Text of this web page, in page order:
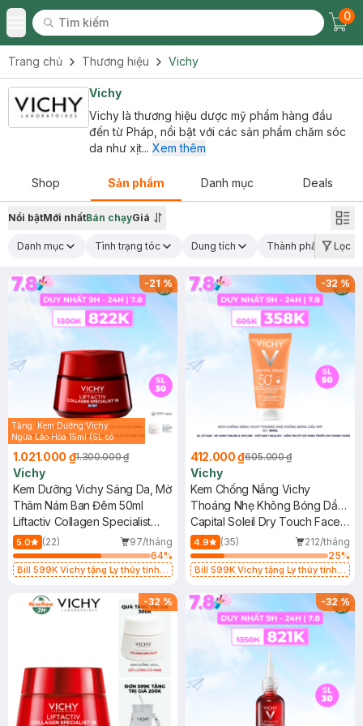
Toggle Menu
Tìm kiếm
Tìm kiếm
0
Trang chủ Thương hiệu Vichy
Vichy
Vichy là thương hiệu dược mỹ phẩm hàng đầu
đến từ Pháp, nổi bật với các sản phẩm chăm sóc
da như xịt... Xem thêm
Shop Sản phẩm Danh mục Deals
Nổi bậtMới nhấtBán chạyGiá
Danh mục Tình trạng tóc Dung tích Thành phần nổi bật
Lọc
-21%
Tặng: Kem Dưỡng Vichy
Ngừa Lão Hóa 15ml (SL có
1.021.000 ₫1.300.000 ₫
Vichy
Kem Dưỡng Vichy Sáng Da, Mờ
Thâm Nám Ban Đêm 50ml
Liftactiv Collagen Specialist
Night
5.0 (22)
97/tháng
64%
Bill 599K Vichy tặng Ly thủy tinh
-32%
412.000 ₫605.000 ₫
Vichy
Kem Chống Nắng Vichy
Thoáng Nhẹ Không Bóng Dầu
SPF 50+ 50ml
Capital Soleil Dry Touch Face
Fluid SPF50+ UVB+UVA
4.9 (35)
212/tháng
25%
Bill 599K Vichy tặng Ly thủy tinh
-32 % -32%